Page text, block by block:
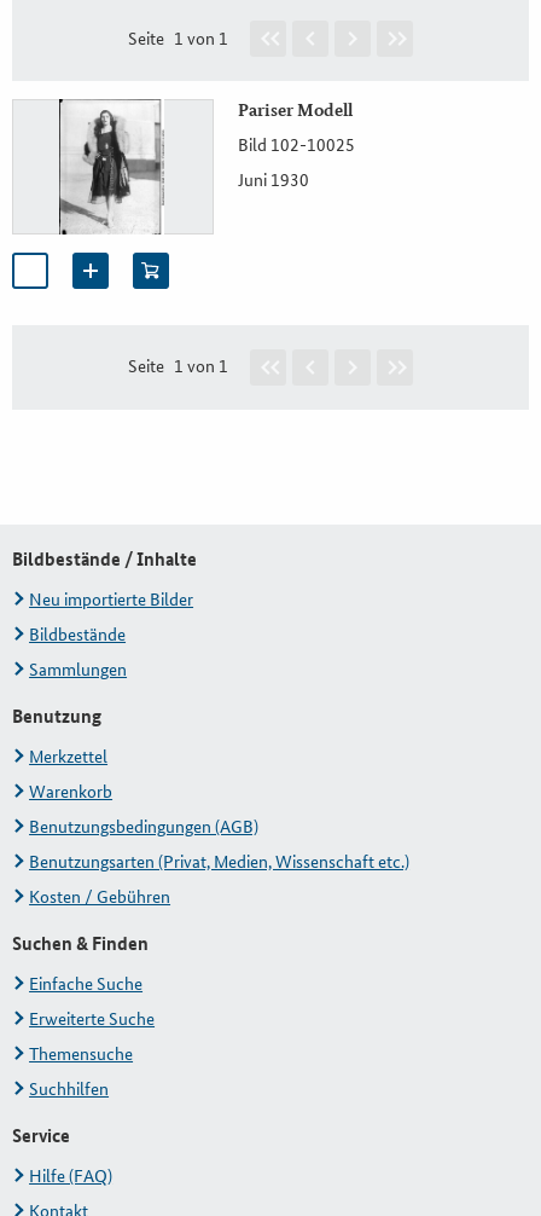
Seite 1 von 1
Pariser Modell
Bild 102-10025
Juni 1930
Seite 1 von 1
Bildbestände / Inhalte
Neu importierte Bilder
Bildbestände
Sammlungen
Benutzung
Merkzettel
Warenkorb
Benutzungsbedingungen (AGB)
Benutzungsarten (Privat, Medien, Wissenschaft etc.)
Kosten / Gebühren
Suchen & Finden
Einfache Suche
Erweiterte Suche
Themensuche
Suchhilfen
Service
Hilfe (FAQ)
Kontakt